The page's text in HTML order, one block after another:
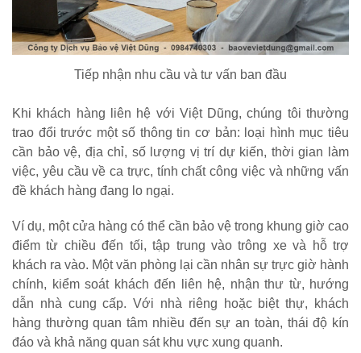
Tiếp nhận nhu cầu và tư vấn ban đầu
Khi khách hàng liên hệ với Việt Dũng, chúng tôi thường
trao đổi trước một số thông tin cơ bản: loại hình mục tiêu
cần bảo vệ, địa chỉ, số lượng vị trí dự kiến, thời gian làm
việc, yêu cầu về ca trực, tính chất công việc và những vấn
đề khách hàng đang lo ngại.
Ví dụ, một cửa hàng có thể cần bảo vệ trong khung giờ cao
điểm từ chiều đến tối, tập trung vào trông xe và hỗ trợ
khách ra vào. Một văn phòng lại cần nhân sự trực giờ hành
chính, kiểm soát khách đến liên hệ, nhận thư từ, hướng
dẫn nhà cung cấp. Với nhà riêng hoặc biệt thự, khách
hàng thường quan tâm nhiều đến sự an toàn, thái độ kín
đáo và khả năng quan sát khu vực xung quanh.